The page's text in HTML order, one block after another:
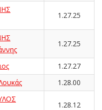
1.27.25
1.27.25
1.27.27
1.28.00
1.28.12